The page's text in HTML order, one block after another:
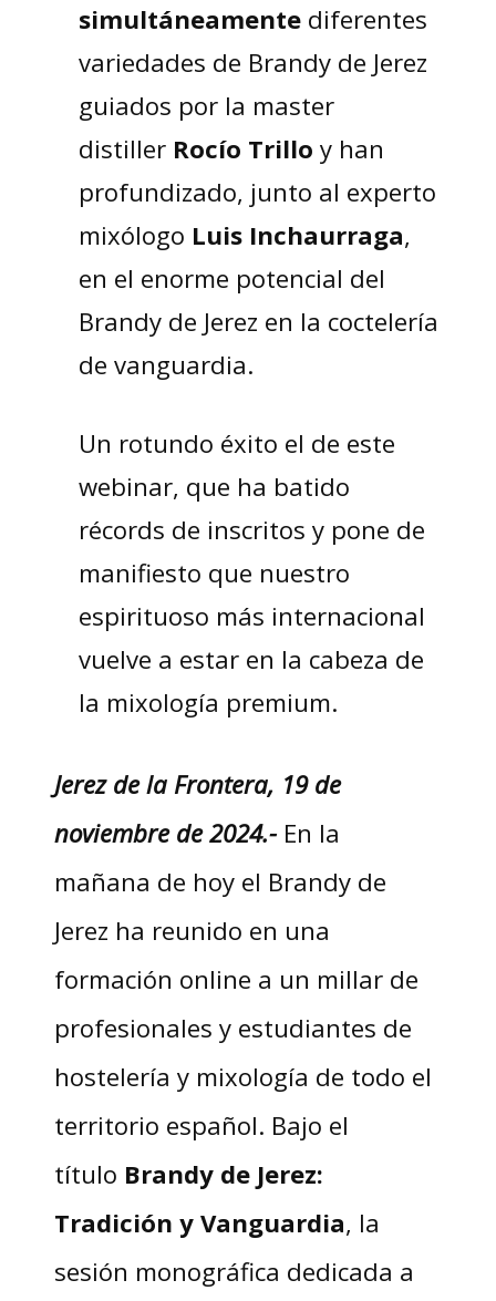
simultáneamentediferentes
variedades de Brandy de Jerez
guiados por la master
distiller Rocío Trillo y han
profundizado, junto al experto
mixólogo Luis Inchaurraga,
en el enorme potencial del
Brandy de Jerez en la coctelería
de vanguardia.
Un rotundo éxito el de este
webinar, que ha batido
récords de inscritos y pone de
manifiesto que nuestro
espirituoso más internacional
vuelve a estar en la cabeza de
la mixología premium.
Jerez de la Frontera, 19 de
noviembre de 2024.-En la
mañana de hoy el Brandy de
Jerez ha reunido en una
formación online a un millar de
profesionales y estudiantes de
hostelería y mixología de todo el
territorio español. Bajo el
título Brandy de Jerez:
Tradición y Vanguardia, la
sesión monográfica dedicada a